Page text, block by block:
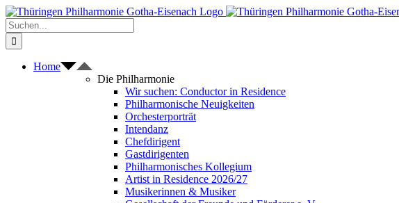
Zum
Inhalt
springen
Suche
nach:
Home
Die Philharmonie
Wir suchen: Conductor in Residence
Philharmonische Neuigkeiten
Orchesterporträt
Intendanz
Chefdirigent
Gastdirigenten
Philharmonisches Kollegium
Artist in Residence 2026/27
Musikerinnen & Musiker